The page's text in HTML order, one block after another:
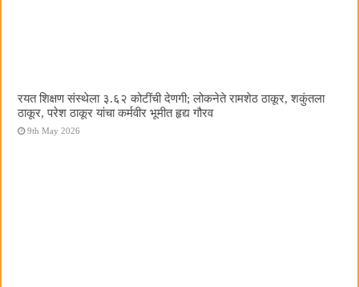
रयत शिक्षण संस्थेला ३.६२ कोटींची देणगी; लोकनेते रामशेठ ठाकूर, शकुंतला
ठाकूर, परेश ठाकूर यांचा कर्मवीर भूमीत हृद्य गौरव
9th May 2026